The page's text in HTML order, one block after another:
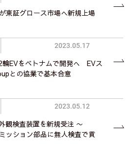
東証グロース市場へ新規上場
輪EVをベトナムで開発へ EVス
との協業で基本合意
2023.05.17
観検査装置を新規受注 〜
ッション部品に無人検査で貢
2023.05.12